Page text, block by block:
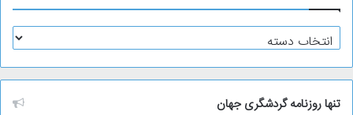
آ
ر
ش
ی
و
تنها روزنامه گردشگری جهان